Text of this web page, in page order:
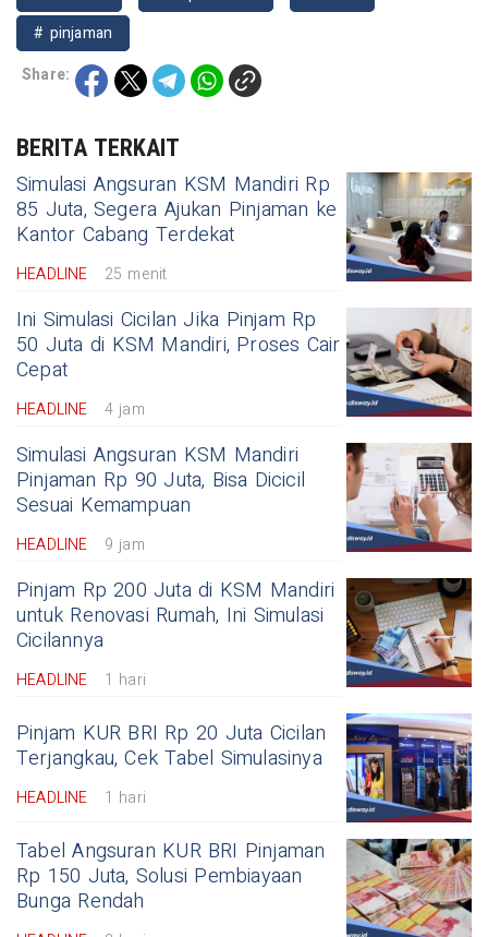
# pinjaman
Share:
BERITA TERKAIT
Simulasi Angsuran KSM Mandiri Rp
85 Juta, Segera Ajukan Pinjaman ke
Kantor Cabang Terdekat
HEADLINE 25 menit
Ini Simulasi Cicilan Jika Pinjam Rp
50 Juta di KSM Mandiri, Proses Cair
Cepat
HEADLINE 4 jam
Simulasi Angsuran KSM Mandiri
Pinjaman Rp 90 Juta, Bisa Dicicil
Sesuai Kemampuan
HEADLINE 9 jam
Pinjam Rp 200 Juta di KSM Mandiri
untuk Renovasi Rumah, Ini Simulasi
Cicilannya
HEADLINE 1 hari
Pinjam KUR BRI Rp 20 Juta Cicilan
Terjangkau, Cek Tabel Simulasinya
HEADLINE 1 hari
Tabel Angsuran KUR BRI Pinjaman
Rp 150 Juta, Solusi Pembiayaan
Bunga Rendah